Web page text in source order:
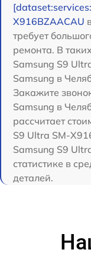
X916BZAACAU
требует
ремонта. В
Samsung S9
Samsung в
Закажите
Samsung в
рассчитает
S9 Ultra SM-
Samsung S9
статистике в
деталей.